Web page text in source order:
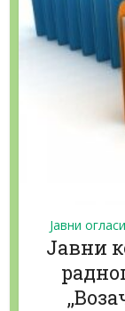
Јавни огласи
Јавни